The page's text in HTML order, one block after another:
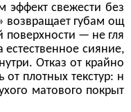
эффект свежести без
возвращает губам ощ
поверхности — не гля
сияние,
Отказ от крайно
от плотных текстур: н
матового покрыт